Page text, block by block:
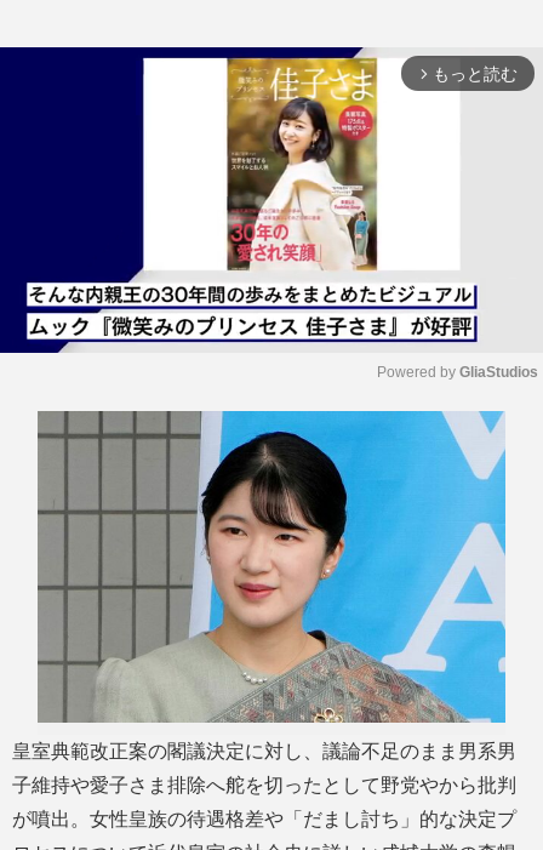
arrow_forward_ios もっと読む
u
Powered by GliaStudios
皇室典範改正案の閣議決定に対し、議論不足のまま男系男
子維持や愛子さま排除へ舵を切ったとして野党やから批判
が噴出。女性皇族の待遇格差や「だまし討ち」的な決定プ